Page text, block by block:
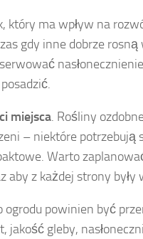
który ma wpływ na
gdy inne dobrze rosną
miejsca. Rośliny
– niektóre potrzebują
Warto
aby z każdej strony były
ogrodu powinien być
gleby,